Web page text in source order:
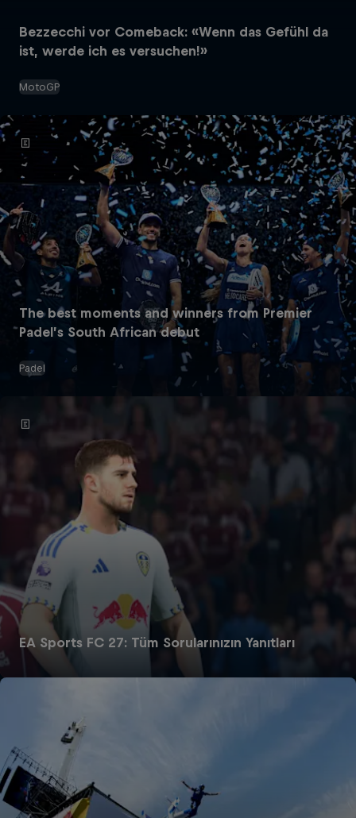
Bezzecchi vor Comeback: «Wenn das Gefühl da
ist, werde ich es versuchen!»
MotoGP
The best moments and winners from Premier
Padel’s South African debut
Padel
EA Sports FC 27: Tüm Sorularınızın Yanıtları